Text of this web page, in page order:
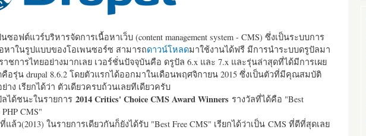
ซอฟต์แวร์บริหารจัดการเนื้อหาเว็บ (content management system - CMS) ซึ่งเป็นระบบการ
หาในรูปแบบของโอเพนซอร์ซ สามารถดาวน์โหลดมาใช้งานได้ฟรี มีการนำระบบดรูปัลมา
าชการไทยอย่างมากเลย เวอร์ชั่นปัจจุบันคือ ดรูปัล 6.x และ 7.x และรุ่นล่าสุดที่ได้มีการเผย
อรุ่น drupal 8.6.2 โดยตัวแรกได้ออกมาในเดือนพฤศจิกายน 2015 ซึ่งเป็นตัวที่มีคุณสมบัติ
ย่าง เรียกได้ว่า ตัวเดียวครบถ้วนเลยทีเดียวครับ
ชนะในรายการ 2014 Critics' Choice CMS Award Winners รางวัลที่ได้คือ "Best
PHP CMS"
แล้ว(2013) ในรายการเดียวกันก็ยังได้รับ "Best Free CMS" เรียกได้ว่าเป็น CMS ที่ดีที่สุดเลย